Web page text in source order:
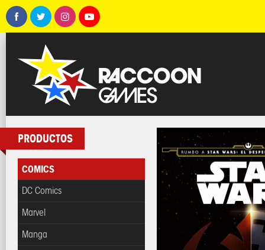
PRODUCTOS
COMICS
DC Comics
Marvel
Manga